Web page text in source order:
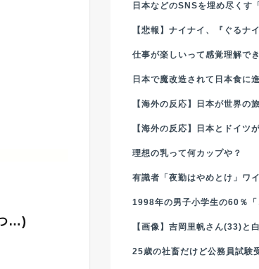
…)
日本などのSNSを埋め尽くす
【悲報】ナイナイ、『ぐるナ
仕事が楽しいって感覚理解で
日本で魔改造されて日本食に
【海外の反応】日本が世界の
【海外の反応】日本とドイツ
理想の乳って何カップや？
有識者「夜勤はやめとけ」ワ
1998年の男子小学生の60％
【画像】吉岡里帆さん(33)と
25歳の社畜だけど公務員試験